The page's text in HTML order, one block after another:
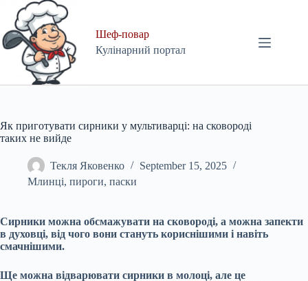
content
Шеф-повар
Кулінарний портал
Як приготувати сирники у мультиварці: на сковороді
таких не вийде
Текля Яковенко
September 15, 2025
Млинці, пироги, паски
Сирники можна обсмажувати на сковороді, а можна запекти
в духовці, від чого вони стануть кориснішими і навіть
смачнішими.
Ще можна відварювати сирники в молоці, але це